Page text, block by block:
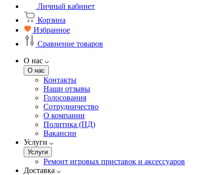
Личный кабинет
Корзина
Избранное
Сравнение товаров
О нас
О нас
Контакты
Наши отзывы
Голосования
Сотрудничество
О компании
Политика (ПД)
Вакансии
Услуги
Услуги
Ремонт игровых приставок и аксессуаров
Доставка